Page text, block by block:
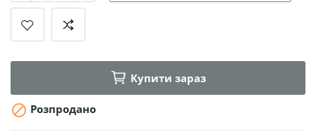
Купити зараз
 Розпродано